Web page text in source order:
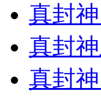
真封
真封
真封